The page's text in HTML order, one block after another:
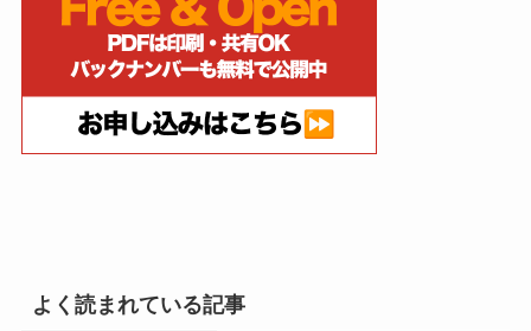
よく読まれている記事